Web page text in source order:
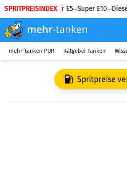
SPRITPREISINDEX
Diesel Super E5 Super E10 Diesel
mehr-tanken PUR Ratgeber Tanken
Spritpreise